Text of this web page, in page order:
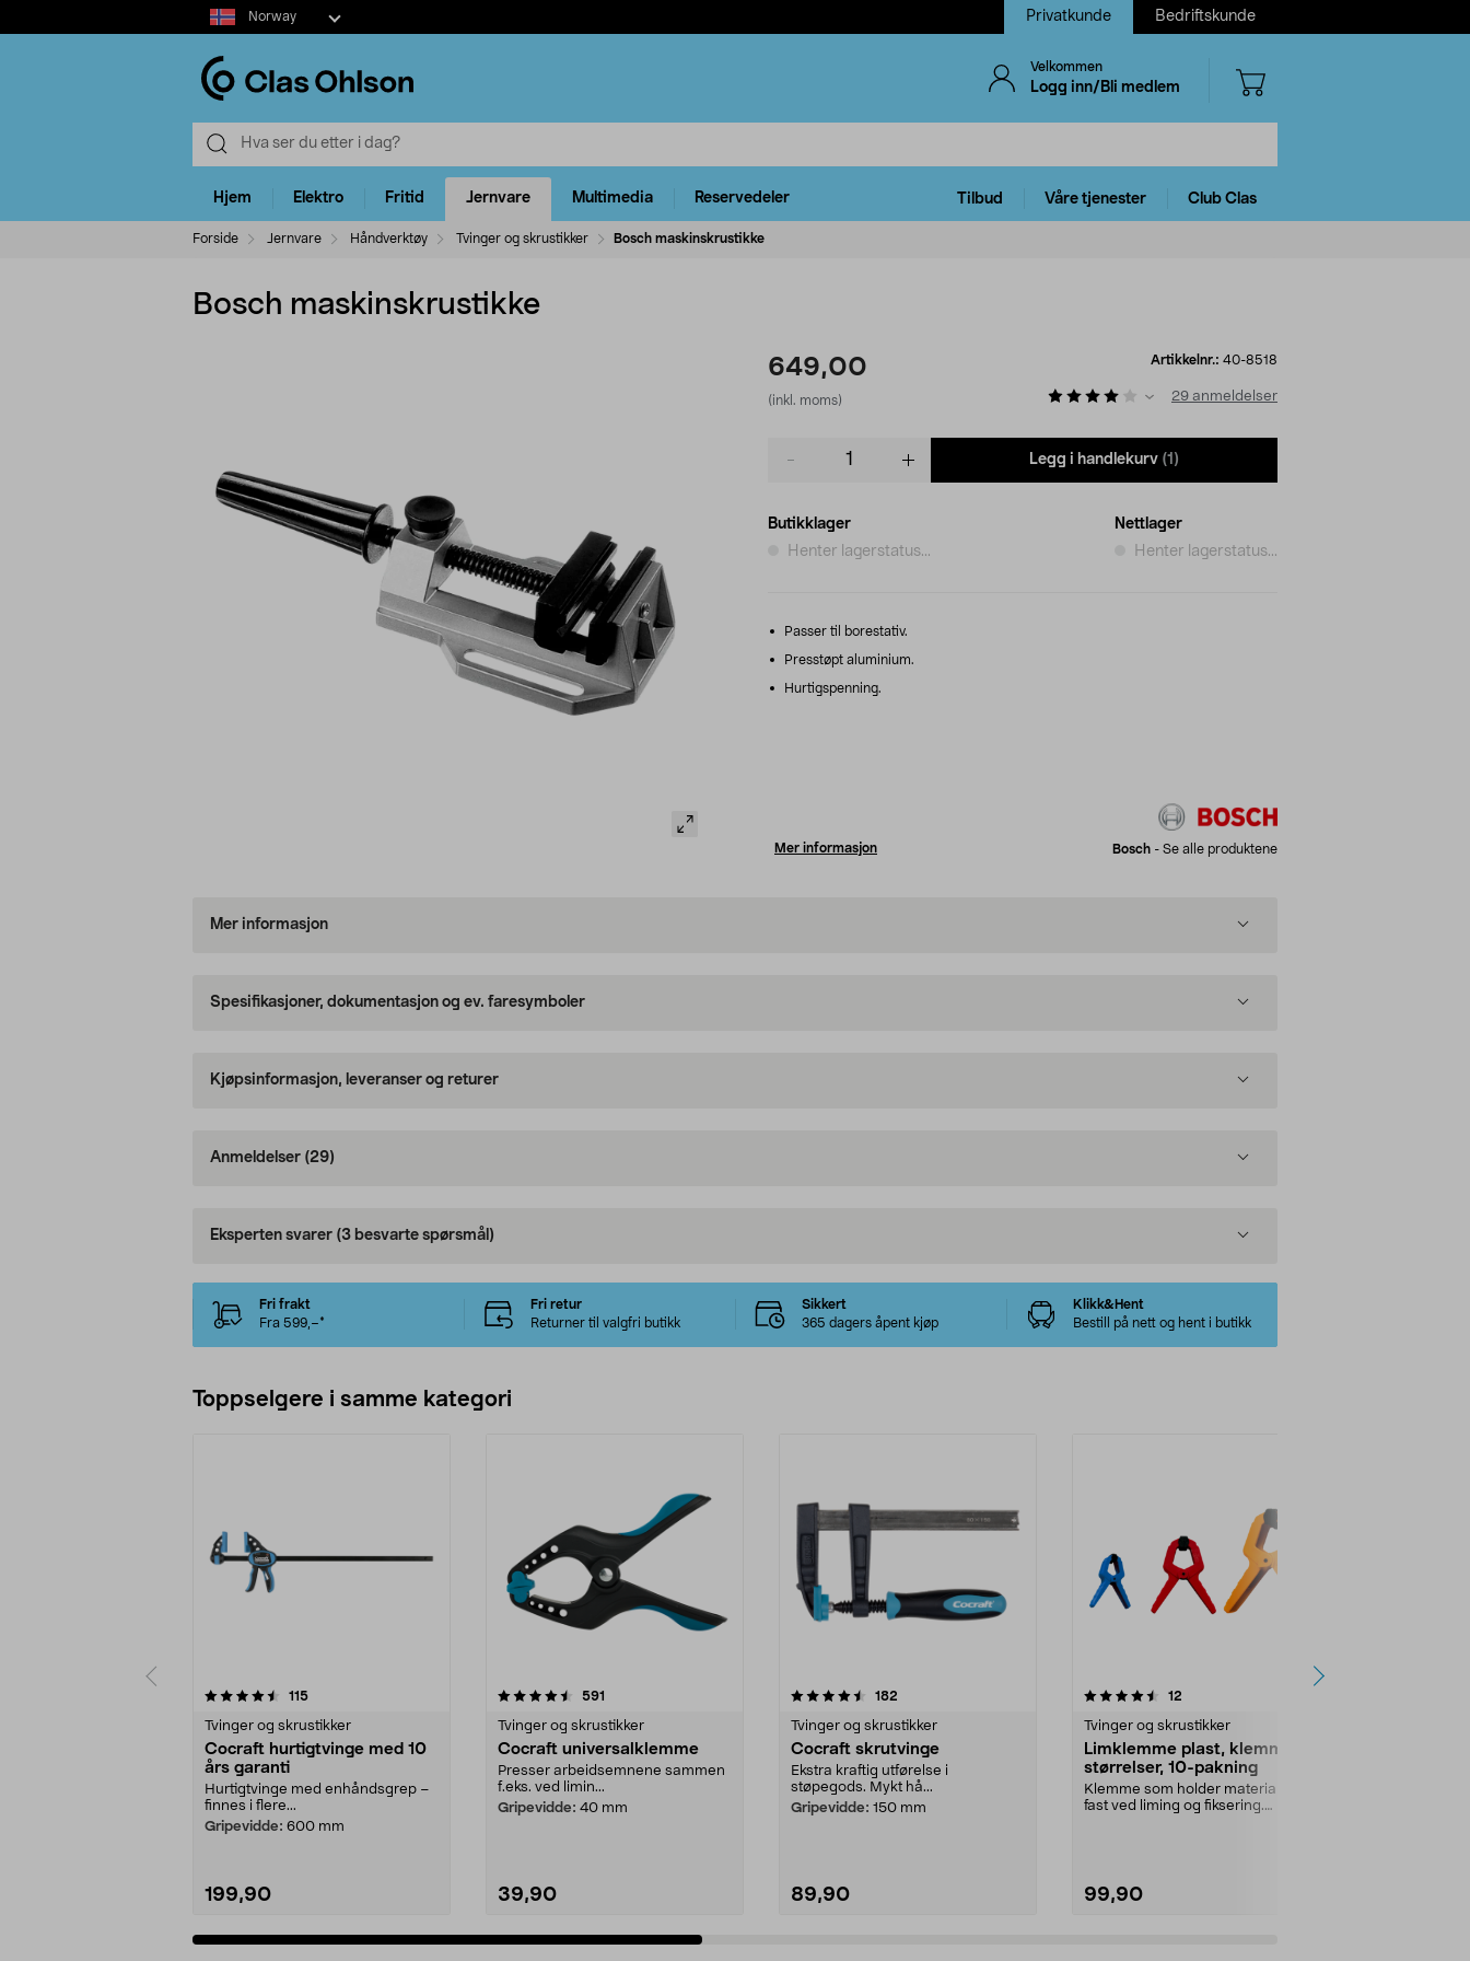
Select
market
Norway Privatkunde Bedriftskunde
Velkommen
Logg inn/Bli medlem
Hjem Elektro Fritid Jernvare Multimedia Reservedeler Tilbud Våre tjenester Club Clas
Forside Jernvare Håndverktøy Tvinger og skrustikker Bosch maskinskrustikke
Bosch maskinskrustikke
649,00
(inkl. moms)
Artikkelnr.: 40-8518
29 anmeldelser
Legg i handlekurv (1)
Butikklager
Henter lagerstatus...
Nettlager
Henter lagerstatus...
Passer til borestativ.
Presstøpt aluminium.
Hurtigspenning.
Mer informasjon Bosch - Se alle produktene
Mer informasjon
Spesifikasjoner, dokumentasjon og ev. faresymboler
Kjøpsinformasjon, leveranser og returer
Anmeldelser (29)
Eksperten svarer (3 besvarte spørsmål)
Fri frakt
Fra 599,–*
Fri retur
Returner til valgfri butikk
Sikkert
365 dagers åpent kjøp
Klikk&Hent
Bestill på nett og hent i butikk
Toppselgere i samme kategori
115anmeldelser
Tvinger og skrustikker
Cocraft hurtigtvinge med 10
års garanti
Hurtigtvinge med enhåndsgrep –
finnes i flere...
Gripevidde: 600 mm
199,90
4.5 av 5 stjerner 591
Tvinger og skrustikker
Cocraft universalklemme
Presser arbeidsemnene sammen
f.eks. ved limin...
Gripevidde: 40 mm
39,90
4.5 av 5 stjerner 182
Tvinger og skrustikker
Cocraft skrutvinge
Ekstra kraftig utførelse i
støpegods. Mykt hå...
Gripevidde: 150 mm
89,90
4.5 av 5 stjerner 12
Tvinger og skrustikker
Limklemme plast, klemme i 3
størrelser, 10-pakning
Klemme som holder materialet
fast ved liming og fiksering.
99,90
4.0 av 5 stjerner